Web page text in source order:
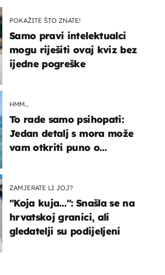
POKAŽITE ŠTO ZNATE!
Samo pravi intelektualci
mogu riješiti ovaj kviz bez
ijedne pogreške
HMM…
To rade samo psihopati:
Jedan detalj s mora može
vam otkriti puno o
ZAMJERATE LI JOJ?
"Koja kuja…": Snašla se na
hrvatskoj granici, ali
gledatelji su podijeljeni